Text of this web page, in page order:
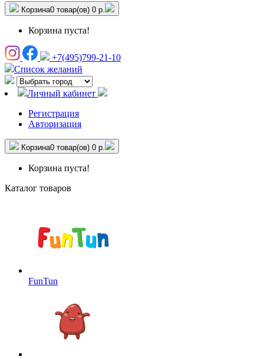
Корзина0 товар(ов) 0 р.
Корзина пуста!
+7(495)799-21-10
Список желаний
Личный кабинет
Регистрация
Авторизация
Корзина0 товар(ов) 0 р.
Корзина пуста!
Каталог товаров
FunTun